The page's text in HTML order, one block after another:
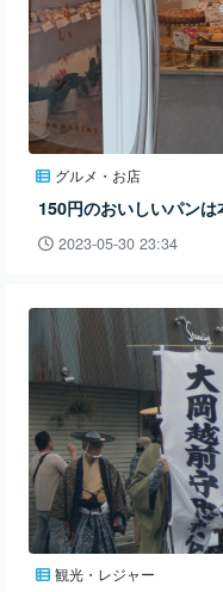
グルメ・お店
150円のおいしいパンは
2023-05-30 23:34
観光・レジャー